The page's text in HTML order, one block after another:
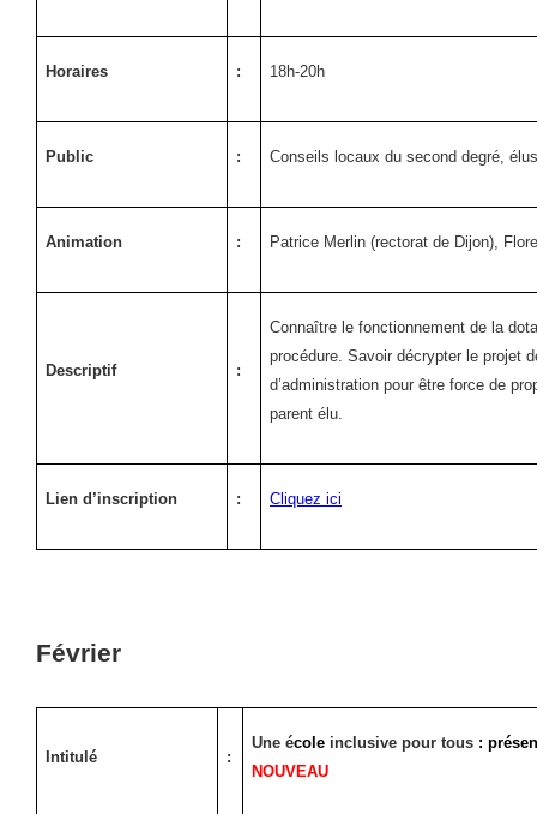
Horaires : 18h-20h
Public : Conseils locaux du second degré,
Animation : Patrice Merlin (rectorat de Dijon),
Descriptif :
Connaître le fonctionnement de la
procédure. Savoir décrypter le projet
d’administration pour être force de
parent élu.
Lien d’inscription : Cliquez ici
Février
Intitulé :
Une école inclusive pour tous :
NOUVEAU